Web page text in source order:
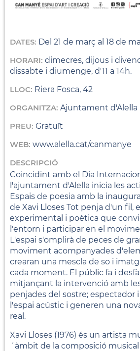
DATES: Del 21 de març al 18 de
HORARI: dimecres, dijous i
dissabte i diumenge, d'11 a 14h.
LLOC: Riera Fosca, 42
ORGANITZA: Ajuntament d'Alella
PREU: Gratuït
WEB: www.alella.cat/canmanye
DESCRIPCIÓ
Coincidint amb el Dia
l'ajuntament d'Alella inicia les
Espais de poesia amb la
de Xavi Lloses Tot penja d'un fil,
experimental i poètica que
l'entorn i participar en el
L'espai s'omplirà de peces de
moviment acompanyades
crearan una mescla de so i
cada moment. El públic fa i
mitjançant la intervenció amb
penjades del sostre; espectador
l'espai acústic i generen una
real.
Xavi Lloses (1976) és un artista
´àmbit de la composició musical